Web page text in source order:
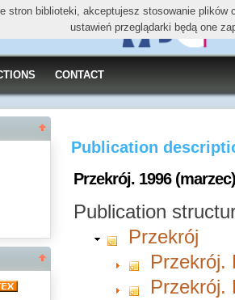
CONTACT
Publication
Przekrój. 1996
Publication
Przekrój
Przekrój.
Przekrój.
stron biblioteki, akceptujesz stosowanie
ustawień przeglądarki będą one